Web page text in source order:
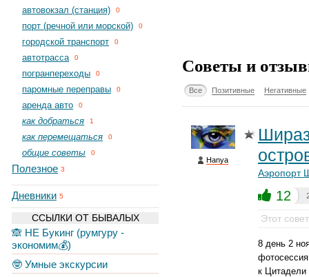
автовокзал (станция) 0
порт (речной или морской) 0
городской транспорт 0
автотрасса 0
погранпереходы 0
паромные переправы 0
аренда авто 0
как добраться 1
как перемещаться 0
общие советы 0
Полезное 3
Дневники 5
ССЫЛКИ ОТ БЫВАЛЫХ
🙈 НЕ Букинг (румгуру -
экономим💰)
🤓 Умные экскурсии
Советы и
Все Позитивные Негативные
Hanya
Аэропорт
12
Этот
8 день 2
к Цитадели